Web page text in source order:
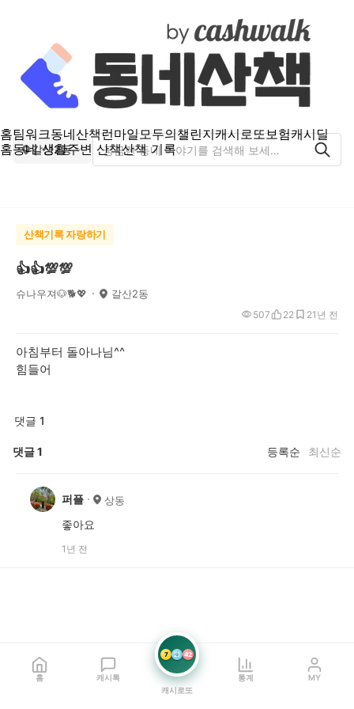
홈팀워크동네산책런마일모두의챌린지캐시로또보험캐시딜
홈동네 생활주변 산책산책 기록
갈산2동
산책기록 자랑하기
👍👍💯💯
슈나우져🐶🐕💖 갈산2동
1년 전
507 22 2
아침부터 돌아나님^^
힘들어
댓글 1
댓글1 등록순 최신순
퍼플 상동
좋아요
1년 전
홈 캐시톡
7 21 42
캐시로또
통계 MY